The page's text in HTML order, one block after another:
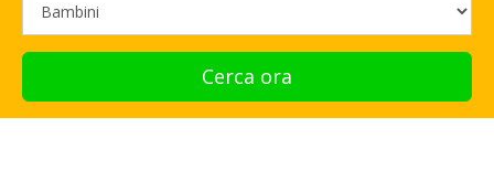
Cerca ora